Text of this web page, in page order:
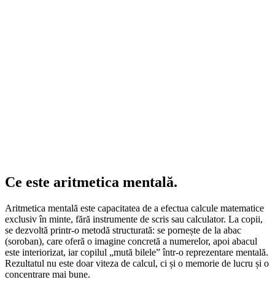
Ce este aritmetica mentală.
Aritmetica mentală este capacitatea de a efectua calcule matematice
exclusiv în minte, fără instrumente de scris sau calculator. La copii,
se dezvoltă printr-o metodă structurată: se pornește de la abac
(soroban), care oferă o imagine concretă a numerelor, apoi abacul
este interiorizat, iar copilul „mută bilele” într-o reprezentare mentală.
Rezultatul nu este doar viteza de calcul, ci și o memorie de lucru și o
concentrare mai bune.